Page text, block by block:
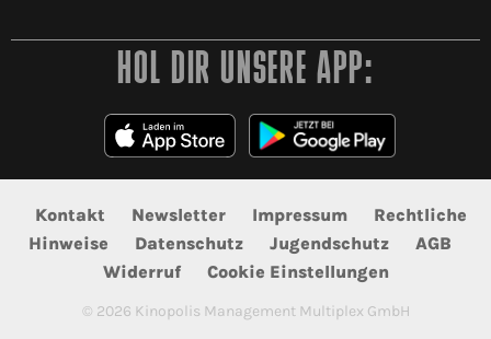
HOL DIR UNSERE APP:
Kontakt Newsletter Impressum
Rechtliche
Hinweise
Datenschutz Jugendschutz
AGB
Widerruf
Cookie Einstellungen
© 2026 Kinopolis Management Multiplex GmbH